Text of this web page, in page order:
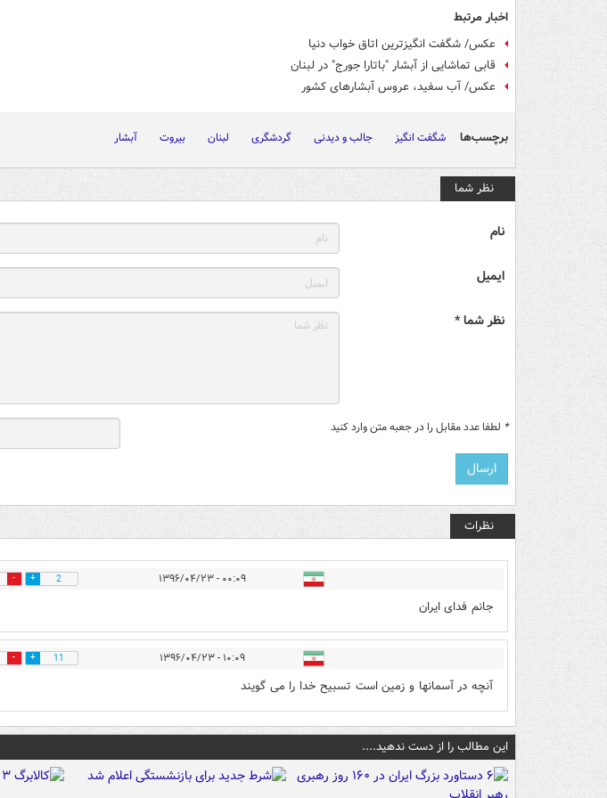
اخبار مرتبط
عکس/ شگفت انگیزترین اتاق خواب دنیا
قابی تماشایی از آبشار "باتارا جورج" در لبنان
عکس/ آب سفید، عروس آبشارهای کشور
برچسب‌ها شگفت انگیز جالب و دیدنی گردشگری لبنان بیروت آبشار
نظر شما
نام
ایمیل
نظر شما *
* لطفا عدد مقابل را در جعبه متن وارد کنید
نظرات
۰۰:۰۹ - ۱۳۹۶/۰۴/۲۳ 2
جانم فدای ایران
۱۰:۰۹ - ۱۳۹۶/۰۴/۲۳ 11
آنچه در آسمانها و زمین است تسبیح خدا را می گویند
این مطالب را از دست ندهید....